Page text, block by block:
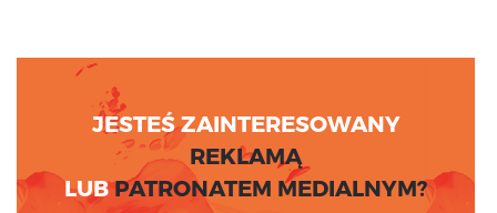
JESTEŚ ZAINTERESOWANY
REKLAMĄ
LUBPATRONATEM MEDIALNYM?